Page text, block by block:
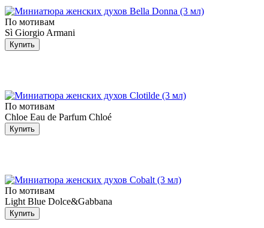
По мотивам
Sì Giorgio Armani
Купить
По мотивам
Chloe Eau de Parfum Chloé
Купить
По мотивам
Light Blue Dolce&Gabbana
Купить